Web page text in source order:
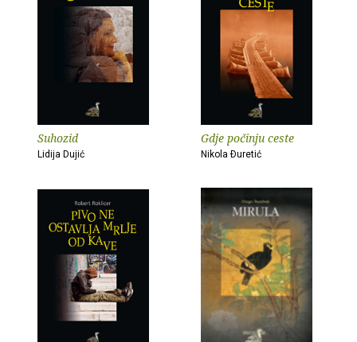
Suhozid
Lidija Dujić
Gdje počinju ceste
Nikola Ðuretić